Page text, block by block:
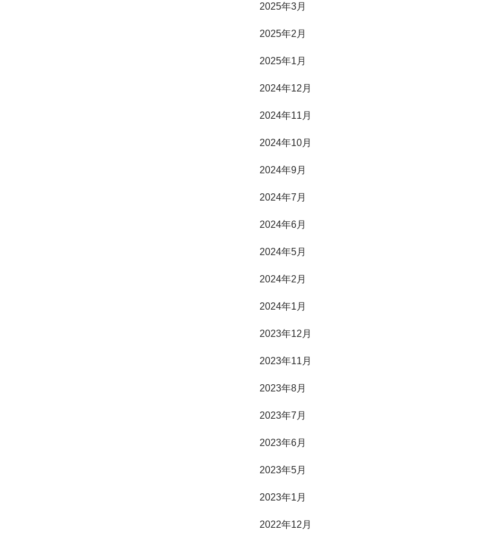
2025年3月
2025年2月
2025年1月
2024年12月
2024年11月
2024年10月
2024年9月
2024年7月
2024年6月
2024年5月
2024年2月
2024年1月
2023年12月
2023年11月
2023年8月
2023年7月
2023年6月
2023年5月
2023年1月
2022年12月